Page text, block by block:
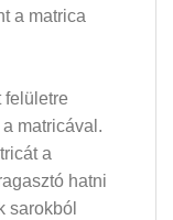
a matrica
felületre
matricával.
a
hatni
sarokból